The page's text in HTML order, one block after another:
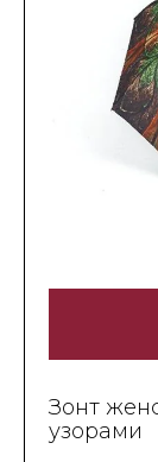
Зонт
узорами